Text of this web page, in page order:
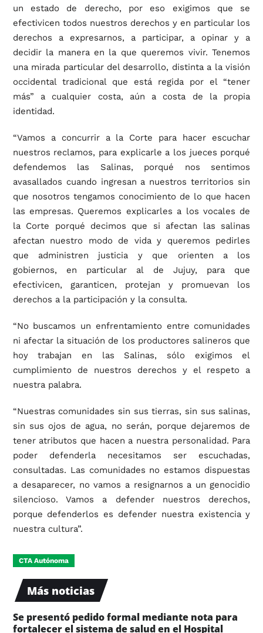
un estado de derecho, por eso exigimos que se
efectivicen todos nuestros derechos y en particular los
derechos a expresarnos, a participar, a opinar y a
decidir la manera en la que queremos vivir. Tenemos
una mirada particular del desarrollo, distinta a la visión
occidental tradicional que está regida por el “tener
más” a cualquier costa, aún a costa de la propia
identidad.
“Vamos a concurrir a la Corte para hacer escuchar
nuestros reclamos, para explicarle a los jueces porqué
defendemos las Salinas, porqué nos sentimos
avasallados cuando ingresan a nuestros territorios sin
que nosotros tengamos conocimiento de lo que hacen
las empresas. Queremos explicarles a los vocales de
la Corte porqué decimos que si afectan las salinas
afectan nuestro modo de vida y queremos pedirles
que administren justicia y que orienten a los
gobiernos, en particular al de Jujuy, para que
efectivicen, garanticen, protejan y promuevan los
derechos a la participación y la consulta.
“No buscamos un enfrentamiento entre comunidades
ni afectar la situación de los productores salineros que
hoy trabajan en las Salinas, sólo exigimos el
cumplimiento de nuestros derechos y el respeto a
nuestra palabra.
“Nuestras comunidades sin sus tierras, sin sus salinas,
sin sus ojos de agua, no serán, porque dejaremos de
tener atributos que hacen a nuestra personalidad. Para
poder defenderla necesitamos ser escuchadas,
consultadas. Las comunidades no estamos dispuestas
a desaparecer, no vamos a resignarnos a un genocidio
silencioso. Vamos a defender nuestros derechos,
porque defenderlos es defender nuestra existencia y
nuestra cultura”.
CTA Autónoma
Más noticias
Se presentó pedido formal mediante nota para
fortalecer el sistema de salud en el Hospital